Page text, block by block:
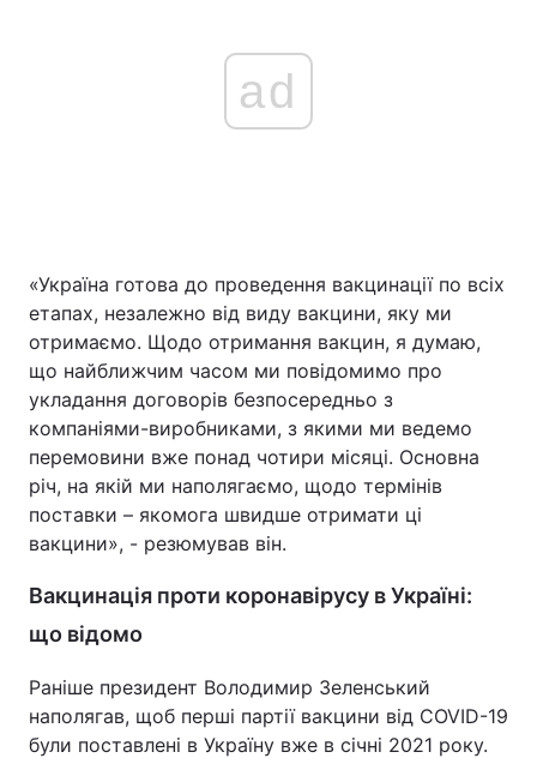
ad
«Україна готова до проведення вакцинації по всіх
етапах, незалежно від виду вакцини, яку ми
отримаємо. Щодо отримання вакцин, я думаю,
що найближчим часом ми повідомимо про
укладання договорів безпосередньо з
компаніями-виробниками, з якими ми ведемо
перемовини вже понад чотири місяці. Основна
річ, на якій ми наполягаємо, щодо термінів
поставки – якомога швидше отримати ці
вакцини», - резюмував він.
Вакцинація проти коронавірусу в Україні:
що відомо
Раніше президент Володимир Зеленський
наполягав, щоб перші партії вакцини від COVID-19
були поставлені в Україну вже в січні 2021 року.